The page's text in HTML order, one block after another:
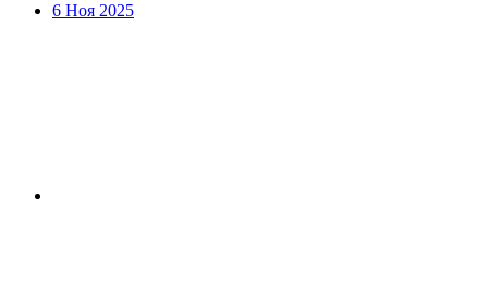
6 Ноя 2025